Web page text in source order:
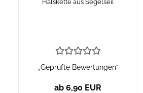
Halskette aus Segelseil
„Geprüfte Bewertungen“
ab 6,90 EUR